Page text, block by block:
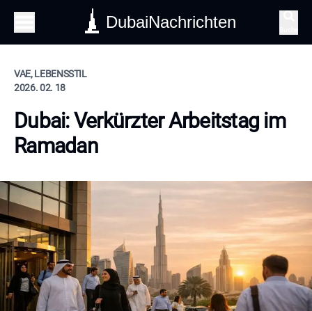
DubaiNachrichten
VAE, LEBENSSTIL
2026. 02. 18
Dubai: Verkürzter Arbeitstag im
Ramadan